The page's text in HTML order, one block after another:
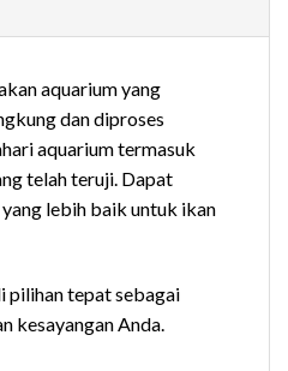
aquarium yang
dan diproses
aquarium termasuk
telah teruji. Dapat
lebih baik untuk ikan
pilihan tepat sebagai
kesayangan Anda.